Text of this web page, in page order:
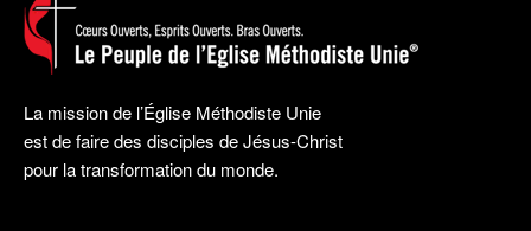
La mission de l’Église Méthodiste Unie
est de faire des disciples de Jésus-Christ
pour la transformation du monde.